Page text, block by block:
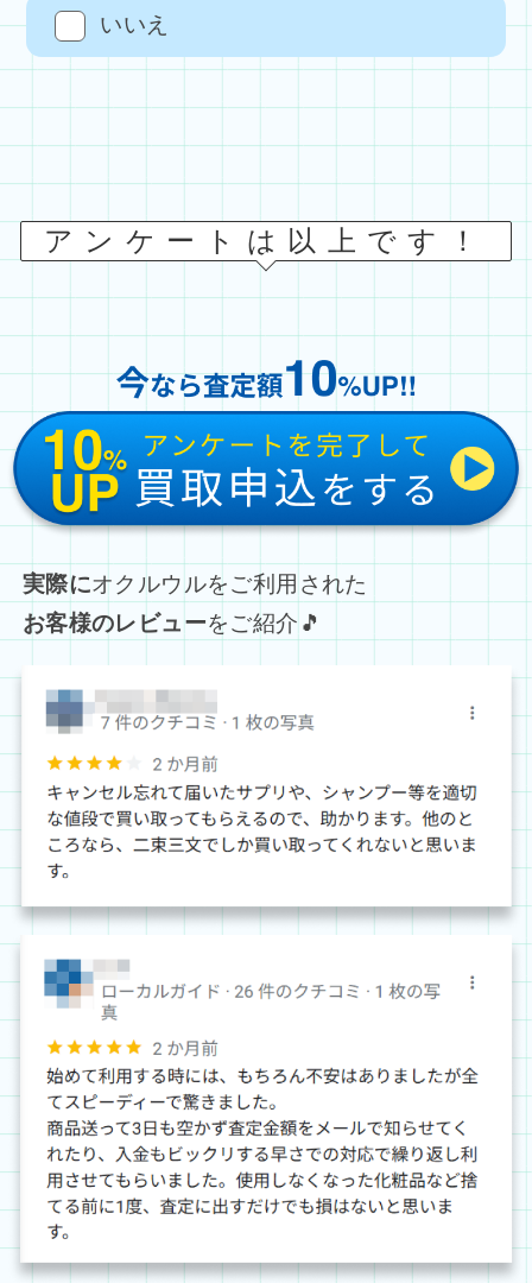
いいえ
アンケートは以上です！
実際にオクルウルをご利用された
お客様のレビューをご紹介🎵